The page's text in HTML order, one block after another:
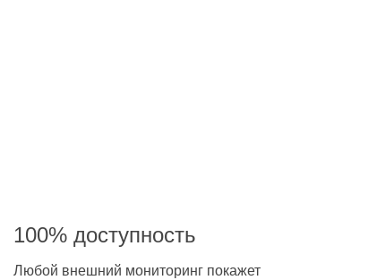
100% доступность
Любой внешний мониторинг покажет